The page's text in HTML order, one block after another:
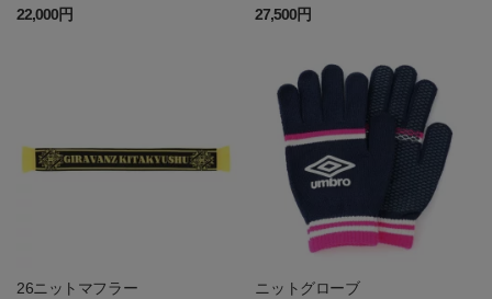
22,000円
27,500円
26ニットマフラー
ニットグローブ